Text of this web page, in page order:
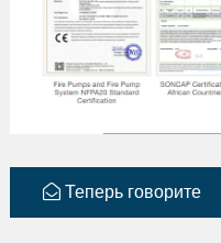
Теперь говорите